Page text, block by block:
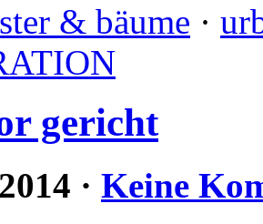
& bäume ·
gericht
· Keine